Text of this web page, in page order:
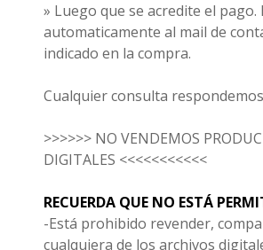
» Luego que se acredite el pago.
automaticamente al mail de
indicado en la compra.
Cualquier consulta
>>>>>> NO VENDEMOS
DIGITALES <<<<<<<<<<<
RECUERDA QUE NO ESTÁ
-Está prohibido revender,
cualquiera de los archivos